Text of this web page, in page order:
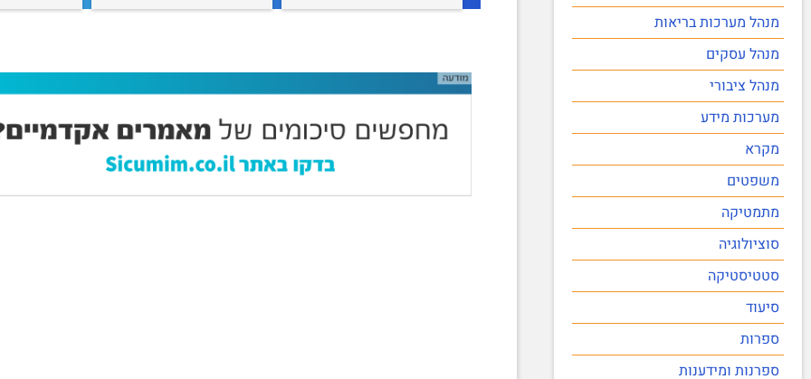
מנהל מערכות בריאות
מנהל עסקים
מנהל ציבורי
מערכות מידע
מקרא
משפטים
מתמטיקה
סוציולוגיה
סטטיסטיקה
סיעוד
ספרות
ספרנות ומידענות